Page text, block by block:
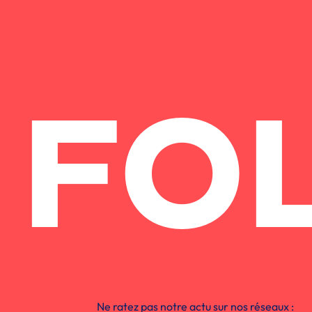
Ne ratez pas notre actu sur nos réseaux :